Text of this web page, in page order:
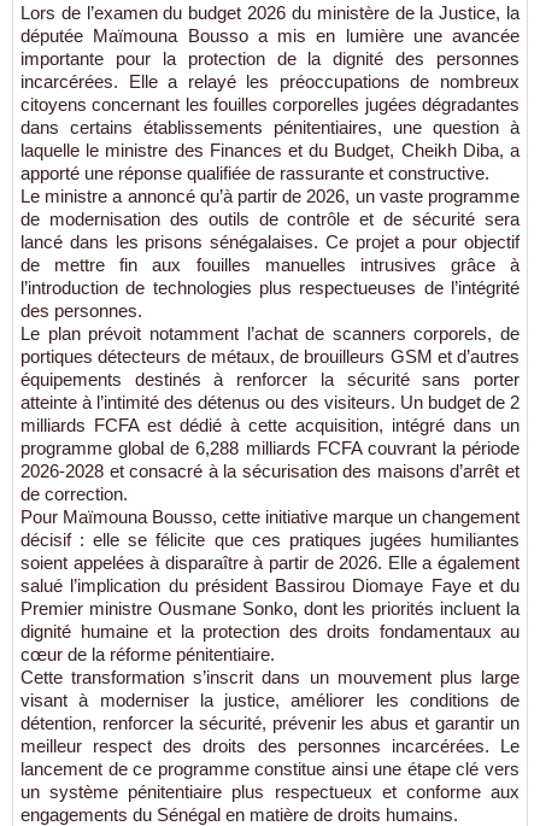
Lors de l’examen du budget 2026 du ministère de la Justice, la
députée Maïmouna Bousso a mis en lumière une avancée
importante pour la protection de la dignité des personnes
incarcérées. Elle a relayé les préoccupations de nombreux
citoyens concernant les fouilles corporelles jugées dégradantes
dans certains établissements pénitentiaires, une question à
laquelle le ministre des Finances et du Budget, Cheikh Diba, a
apporté une réponse qualifiée de rassurante et constructive.
Le ministre a annoncé qu’à partir de 2026, un vaste programme
de modernisation des outils de contrôle et de sécurité sera
lancé dans les prisons sénégalaises. Ce projet a pour objectif
de mettre fin aux fouilles manuelles intrusives grâce à
l’introduction de technologies plus respectueuses de l’intégrité
des personnes.
Le plan prévoit notamment l’achat de scanners corporels, de
portiques détecteurs de métaux, de brouilleurs GSM et d’autres
équipements destinés à renforcer la sécurité sans porter
atteinte à l’intimité des détenus ou des visiteurs. Un budget de 2
milliards FCFA est dédié à cette acquisition, intégré dans un
programme global de 6,288 milliards FCFA couvrant la période
2026-2028 et consacré à la sécurisation des maisons d’arrêt et
de correction.
Pour Maïmouna Bousso, cette initiative marque un changement
décisif : elle se félicite que ces pratiques jugées humiliantes
soient appelées à disparaître à partir de 2026. Elle a également
salué l’implication du président Bassirou Diomaye Faye et du
Premier ministre Ousmane Sonko, dont les priorités incluent la
dignité humaine et la protection des droits fondamentaux au
cœur de la réforme pénitentiaire.
Cette transformation s’inscrit dans un mouvement plus large
visant à moderniser la justice, améliorer les conditions de
détention, renforcer la sécurité, prévenir les abus et garantir un
meilleur respect des droits des personnes incarcérées. Le
lancement de ce programme constitue ainsi une étape clé vers
un système pénitentiaire plus respectueux et conforme aux
engagements du Sénégal en matière de droits humains.